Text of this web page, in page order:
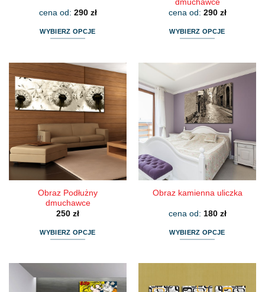
cena od: 290 zł
WYBIERZ OPCJE
ma
wiele
wariantów.
Opcje
wybrać
na
stronie
produktu
dmuchawce
cena od: 290 zł
WYBIERZ OPCJE
wiele
wariantów.
Opcje
można
wybrać
na
stronie
produktu
Obraz Podłużny
dmuchawce
250 zł
WYBIERZ OPCJE
wiele
Obraz kamienna uliczka
cena od: 180 zł
WYBIERZ OPCJE